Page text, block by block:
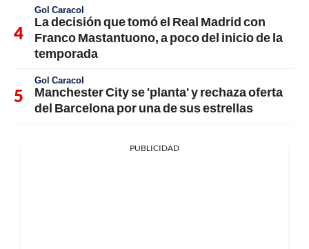
Gol Caracol
La decisión que tomó el Real Madrid con
Franco Mastantuono, a poco del inicio de la
temporada
Gol Caracol
Manchester City se 'planta' y rechaza oferta
del Barcelona por una de sus estrellas
PUBLICIDAD